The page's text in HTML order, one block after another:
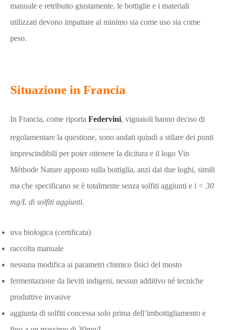
manuale e retribuito giustamente. le bottiglie e i materiali
utilizzati devono impattare al minimo sia come uso sia come
peso.
Situazione in Francia
In Francia, come riporta Federvini, vignaioli hanno deciso di
regolamentare la questione, sono andati quindi a stilare dei punti
imprescindibili per poter ottenere la dicitura e il logo Vin
Méthode Nature apposto sulla bottiglia, anzi dai due loghi, simili
ma che specificano se è totalmente senza solfiti aggiunti e i < 30
mg/L di solfiti aggiunti.
uva biologica (certificata)
raccolta manuale
nessuna modifica ai parametri chimico fisici del mosto
fermentazione da lieviti indigeni, nessun additivo né tecniche
produttive invasive
aggiunta di solfiti concessa solo prima dell’imbottigliamento e